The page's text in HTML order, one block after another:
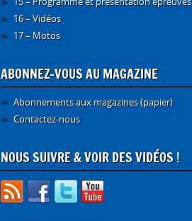
16 – Vidéos
17 – Motos
ABONNEZ-VOUS AU MAGAZINE
Abonnements aux magazines (papier)
Contactez-nous
NOUS SUIVRE & VOIR DES VIDÉOS !